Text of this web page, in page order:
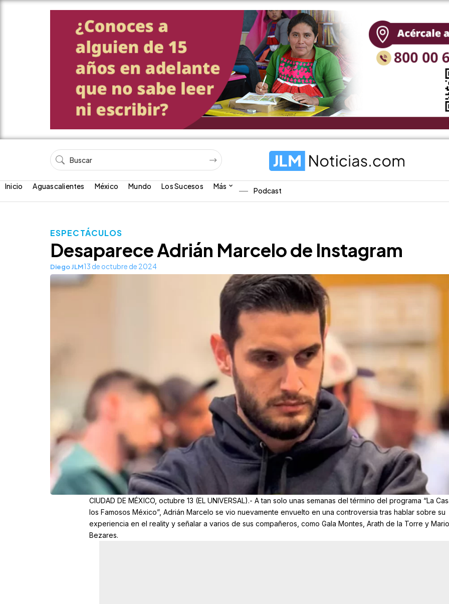
Inicio Aguascalientes México Mundo Los Sucesos Más Podcast
ESPECTÁCULOS
Desaparece Adrián Marcelo de Instagram
Diego JLM13 de octubre de 2024
CIUDAD DE MÉXICO, octubre 13 (EL UNIVERSAL).- A tan solo unas semanas del término del programa “La
los Famosos México”, Adrián Marcelo se vio nuevamente envuelto en una controversia tras hablar sobre su
experiencia en el reality y señalar a varios de sus compañeros, como Gala Montes, Arath de la Torre y Mario
Bezares.